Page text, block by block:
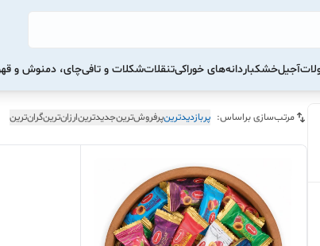
آجیلخشکباردانه‌های خوراکیتنقلاتشکلات و تافیچای، دمنوش و
مرتب‌سازی براساس: پربازدیدترینپرفروش‌ترینجدیدترینارزان‌ترینگران‌ترین